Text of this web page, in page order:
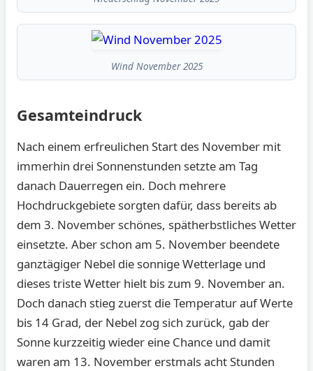
Wind November 2025
Gesamteindruck
Nach einem erfreulichen Start des November mit
immerhin drei Sonnenstunden setzte am Tag
danach Dauerregen ein. Doch mehrere
Hochdruckgebiete sorgten dafür, dass bereits ab
dem 3. November schönes, spätherbstliches Wetter
einsetzte. Aber schon am 5. November beendete
ganztägiger Nebel die sonnige Wetterlage und
dieses triste Wetter hielt bis zum 9. November an.
Doch danach stieg zuerst die Temperatur auf Werte
bis 14 Grad, der Nebel zog sich zurück, gab der
Sonne kurzzeitig wieder eine Chance und damit
waren am 13. November erstmals acht Stunden